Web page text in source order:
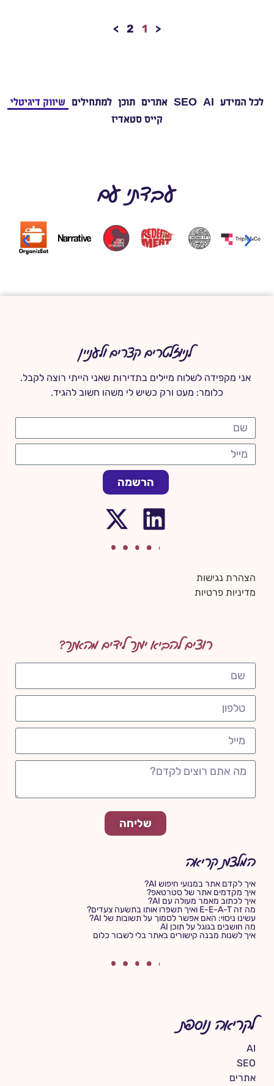
<
1
2
>
לכל המידע AI
SEO אתרים תוכן למתחילים שיווק דיגיטלי
קייס סטאדיז
עבדתי עם
המלצות קריאה
איך לקדם אתר במנועי חיפוש AI?
איך מקדמים אתר של סטרטאפ?
איך לכתוב מאמר מעולה עם AI?
מה זה E-E-A-T ואיך תשפרו אותו בתשעה צעדים?
עשינו ניסוי: האם אפשר לסמוך על תשובות של AI?
מה חושבים בגוגל על תוכן AI
איך לשנות מבנה קישורים באתר בלי לשבור כלום
לקריאה נוספת
AI
SEO
אתרים
רוצים להביא יותר לידים מהאתר?
שליחה
לניוזלטרים קצרים ולעניין
אני מקפידה לשלוח מיילים בתדירות שאני הייתי רוצה לקבל.
כלומר: מעט ורק כשיש לי משהו חשוב להגיד.
הרשמה
הצהרת נגישות
מדיניות פרטיות